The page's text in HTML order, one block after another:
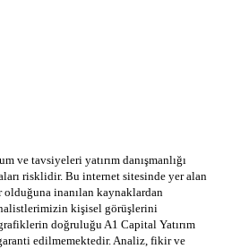
ve tavsiyeleri yatırım danışmanlığı
risklidir. Bu internet sitesinde yer alan
inanılan kaynaklardan
kişisel görüşlerini
doğruluğu A1 Capital Yatırım
edilmemektedir. Analiz, fikir ve